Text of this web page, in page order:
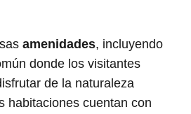
amenidades, incluyendo
donde los visitantes
de la naturaleza
habitaciones cuentan con